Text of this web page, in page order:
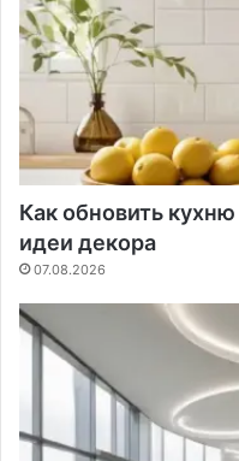
Как обновить
идеи декора
07.08.2026